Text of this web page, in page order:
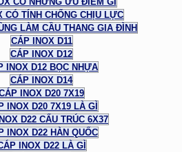
CÓ TÍNH CHỐNG CHỊU LỰC
LÀM CẦU THANG GIA ĐÌNH
CÁP INOX D11
CÁP INOX D12
INOX D12 BỌC NHỰA
CÁP INOX D14
INOX D20 7X19
INOX D20 7X19 LÀ GÌ
D22 CẤU TRÚC 6X37
INOX D22 HÀN QUỐC
INOX D22 LÀ GÌ